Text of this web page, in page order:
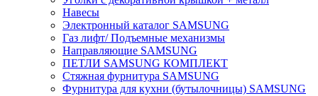
Навесы
Электронный каталог SAMSUNG
Газ лифт/ Подъемные механизмы
Направляющие SAMSUNG
ПЕТЛИ SAMSUNG КОМПЛЕКТ
Стяжная фурнитура SAMSUNG
Фурнитура для кухни (бутылочницы) SAMSUNG